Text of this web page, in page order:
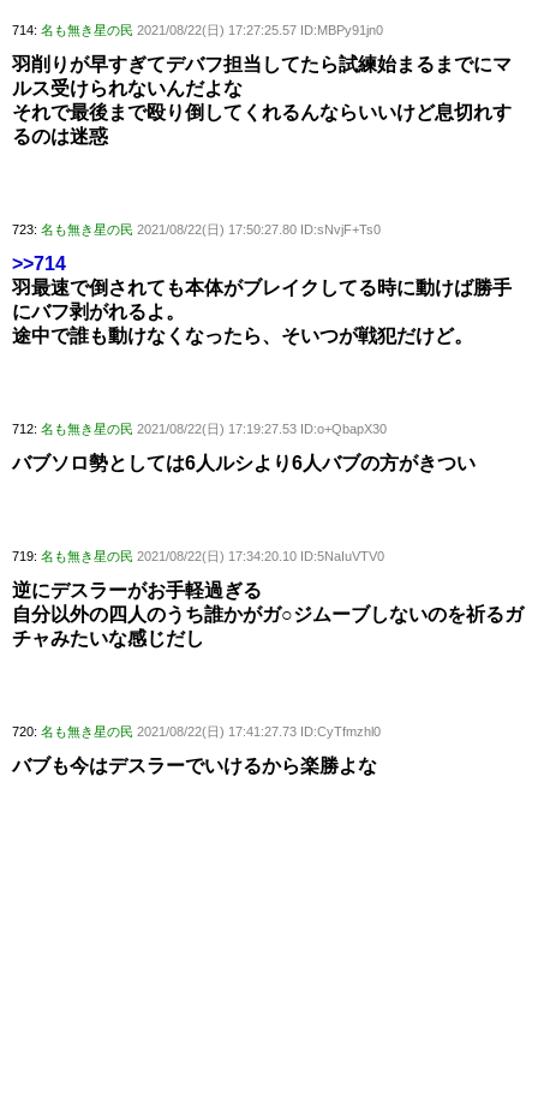
714: 名も無き星の民 2021/08/22(日) 17:27:25.57 ID:MBPy91jn0
羽削りが早すぎてデバフ担当してたら試練始まるまでにマ
ルス受けられないんだよな
それで最後まで殴り倒してくれるんならいいけど息切れす
るのは迷惑
723: 名も無き星の民 2021/08/22(日) 17:50:27.80 ID:sNvjF+Ts0
>>714
羽最速で倒されても本体がブレイクしてる時に動けば勝手
にバフ剥がれるよ。
途中で誰も動けなくなったら、そいつが戦犯だけど。
712: 名も無き星の民 2021/08/22(日) 17:19:27.53 ID:o+QbapX30
バブソロ勢としては6人ルシより6人バブの方がきつい
719: 名も無き星の民 2021/08/22(日) 17:34:20.10 ID:5NaIuVTV0
逆にデスラーがお手軽過ぎる
自分以外の四人のうち誰かがガ○ジムーブしないのを祈るガ
チャみたいな感じだし
720: 名も無き星の民 2021/08/22(日) 17:41:27.73 ID:CyTfmzhl0
バブも今はデスラーでいけるから楽勝よな